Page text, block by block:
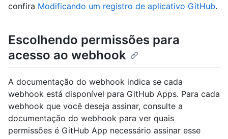
confira Modificando um registro de aplicativo GitHub.
Escolhendo permissões para
acesso ao webhook
A documentação do webhook indica se cada
webhook está disponível para GitHub Apps. Para cada
webhook que você deseja assinar, consulte a
documentação do webhook para ver quais
permissões é GitHub App necessário assinar esse